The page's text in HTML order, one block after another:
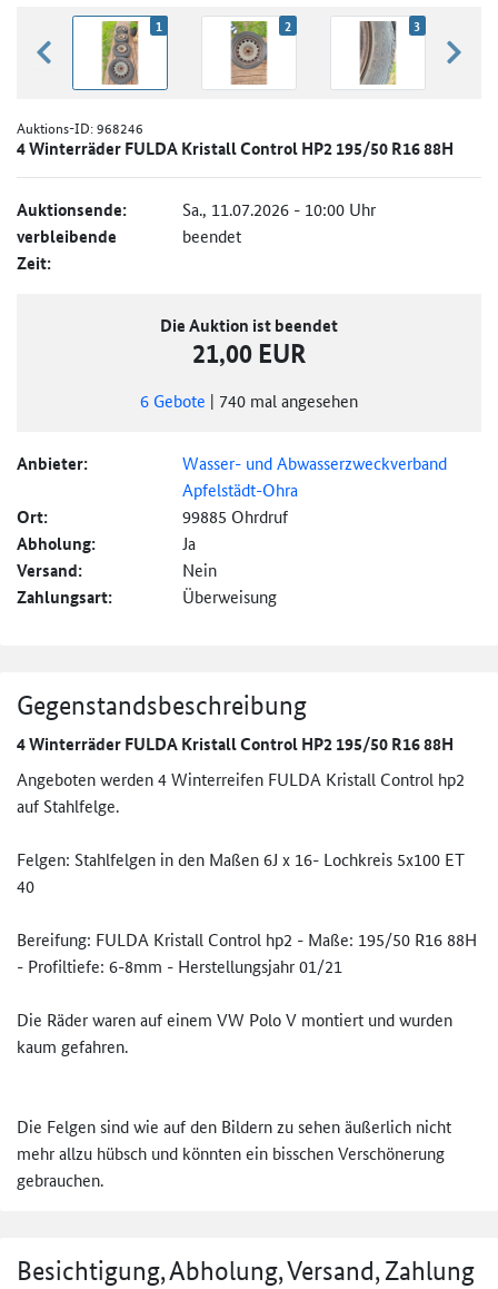
zurück blättern
1 2 3
Auktions-ID:968246
4 Winterräder FULDA Kristall Control HP2 195/50 R16 88H
Auktionsende: Sa., 11.07.2026 - 10:00 Uhr
verbleibende
Zeit:
beendet
Die Auktion ist beendet
21,00 EUR
6 Gebote | 740 mal angesehen
Anbieter:
Wasser- und Abwasserzweckverband
Apfelstädt-Ohra
Ort: 99885 Ohrdruf
Abholung: Ja
Versand: Nein
Zahlungsart: Überweisung
Gegenstandsbeschreibung
4 Winterräder FULDA Kristall Control HP2 195/50 R16 88H
Angeboten werden 4 Winterreifen FULDA Kristall Control hp2
auf Stahlfelge.
Felgen: Stahlfelgen in den Maßen 6J x 16- Lochkreis 5x100 ET
40
Bereifung: FULDA Kristall Control hp2 - Maße: 195/50 R16 88H
- Profiltiefe: 6-8mm - Herstellungsjahr 01/21
Die Räder waren auf einem VW Polo V montiert und wurden
kaum gefahren.
Die Felgen sind wie auf den Bildern zu sehen äußerlich nicht
mehr allzu hübsch und könnten ein bisschen Verschönerung
gebrauchen.
Besichtigung, Abholung, Versand, Zahlung